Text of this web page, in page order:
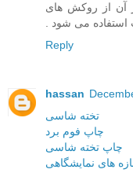
آن از ‏روکش های
می شود .‏
Reply
hassan
تخته شاسی
چاپ فوم برد
چاپ تخته شاسی
های نمایشگاهی